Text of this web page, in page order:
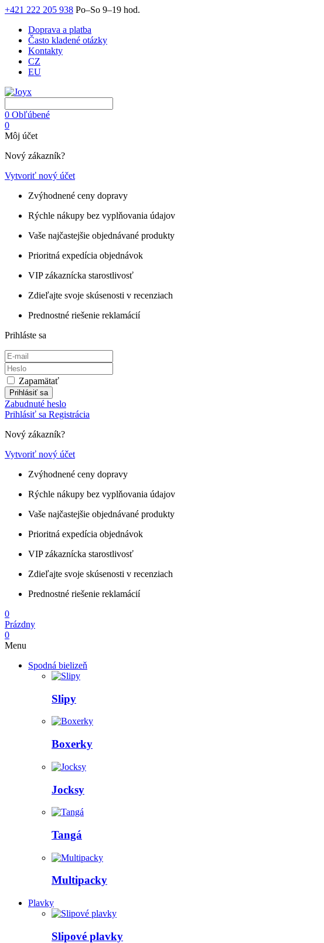
+421 222 205 938 Po–So 9–19 hod.
Doprava a platba
Často kladené otázky
Kontakty
CZ
EU
0 Obľúbené
0
Môj účet
Nový zákazník?
Vytvoriť nový účet
Zvýhodnené ceny dopravy
Rýchle nákupy bez vyplňovania údajov
Vaše najčastejšie objednávané produkty
Prioritná expedícia objednávok
VIP zákaznícka starostlivosť
Zdieľajte svoje skúsenosti v recenziach
Prednostné riešenie reklamácií
Prihláste sa
Zapamätať
Prihlásiť sa
Zabudnuté heslo
Prihlásiť sa Registrácia
Nový zákazník?
Vytvoriť nový účet
Zvýhodnené ceny dopravy
Rýchle nákupy bez vyplňovania údajov
Vaše najčastejšie objednávané produkty
Prioritná expedícia objednávok
VIP zákaznícka starostlivosť
Zdieľajte svoje skúsenosti v recenziach
Prednostné riešenie reklamácií
0
Prázdny
0
Menu
Spodná bielizeň
Slipy
Boxerky
Jocksy
Tangá
Multipacky
Plavky
Slipové plavky